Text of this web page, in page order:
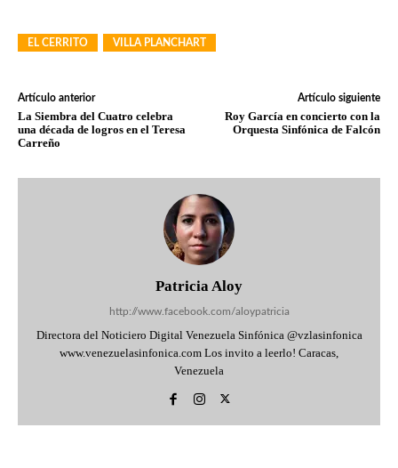
EL CERRITO VILLA PLANCHART
Artículo anterior
La Siembra del Cuatro celebra
una década de logros en el Teresa
Carreño
Artículo siguiente
Roy García en concierto con la
Orquesta Sinfónica de Falcón
Patricia Aloy
http://www.facebook.com/aloypatricia
Directora del Noticiero Digital Venezuela Sinfónica @vzlasinfonica
www.venezuelasinfonica.com Los invito a leerlo! Caracas,
Venezuela